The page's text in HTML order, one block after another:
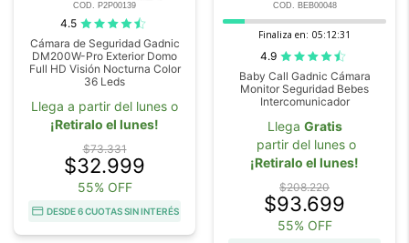
COD. P2P00139
4.5
Cámara de Seguridad Gadnic
DM200W-Pro Exterior Domo
Full HD Visión Nocturna Color
36 Leds
Llega a partir del lunes o
¡Retiralo el lunes!
$73.331
$32.999
55% OFF
DESDE 6 CUOTAS SIN INTERÉS
COD. BEB00048
Finaliza en: 05:12:29
4.9
Baby Call Gadnic Cámara
Monitor Seguridad Bebes
Intercomunicador
Llega Gratis
partir del lunes o
¡Retiralo el lunes!
$208.220
$93.699
55% OFF